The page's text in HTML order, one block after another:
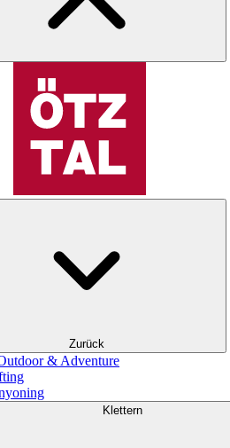
Zurück
& Adventure
Klettern